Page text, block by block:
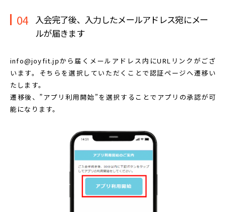
04 入会完了後、入力したメールアドレス宛にメー
ルが届きます
info@joyfit.jpから届くメールアドレス内にURLリンクがござ
います。 そちらを選択していただくことで認証ページへ遷移い
たします。
遷移後、”アプリ利用開始”を選択することで アプリの承認が可
能になります。